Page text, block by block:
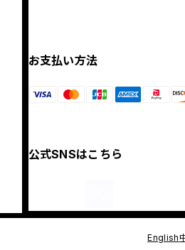
お支払い方法
公式SNSはこちら
English